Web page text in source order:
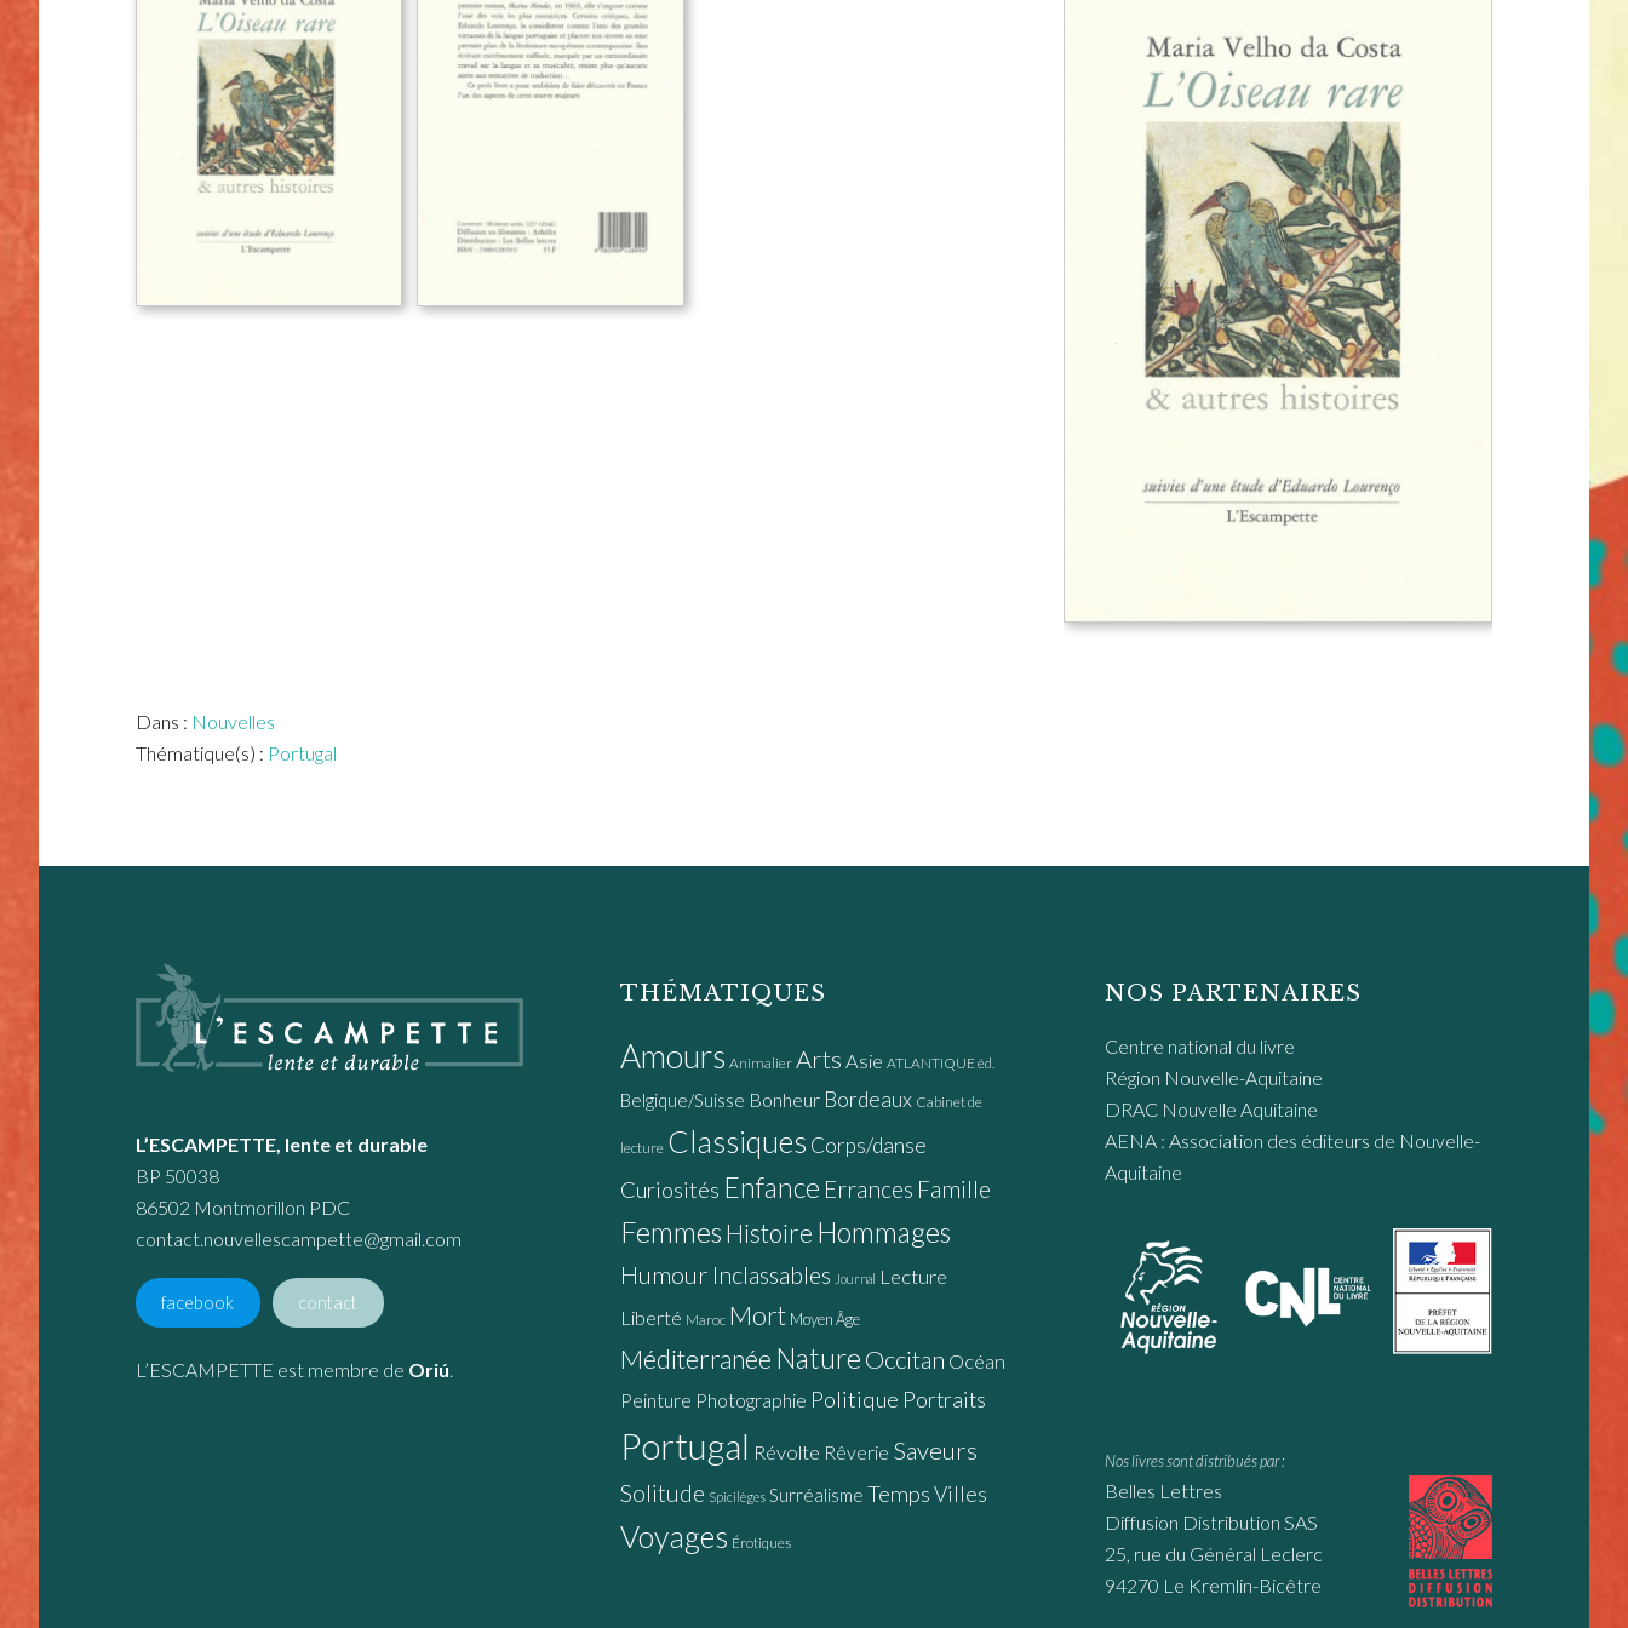
Dans : Nouvelles
Thématique(s) : Portugal
L’ESCAMPETTE, lente et durable
BP 50038
86502 Montmorillon PDC
contact.nouvellescampette@gmail.com
facebook contact
L’ESCAMPETTE est membre de Oriú.
THÉMATIQUES
Amours Animalier Arts Asie ATLANTIQUE éd.
Belgique/Suisse Bonheur Bordeaux Cabinet de
lecture Classiques Corps/danse
Curiosités Enfance Errances Famille
Femmes Histoire Hommages
Humour Inclassables Journal Lecture
Liberté Maroc Mort Moyen Âge
Méditerranée Nature Occitan Océan
Peinture Photographie Politique Portraits
Portugal Révolte Rêverie Saveurs
Solitude Spicilèges Surréalisme TempsVilles
Voyages Érotiques
NOS PARTENAIRES
Centre national du livre
Région Nouvelle-Aquitaine
DRAC Nouvelle Aquitaine
AENA : Association des éditeurs de Nouvelle-
Aquitaine
Nos livres sont distribués par :
Belles Lettres
Diffusion Distribution SAS
25, rue du Général Leclerc
94270 Le Kremlin-Bicêtre